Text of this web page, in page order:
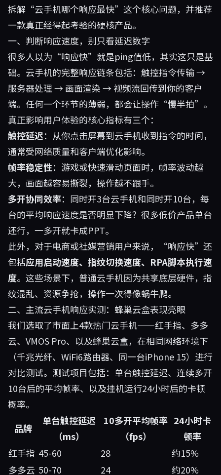
拆解“云手机哪个响应最快”这个核心问题，并推荐
一款真正经得起考验的硬核产品。
一、判断响应速度，别只看延迟数字
很多人以为“响应快”就是ping值低，其实这只是基
础。云手机的完整响应链条包括：触控指令传输 →
服务器处理 → 画面渲染 → 视频流回传到你的客户
端。任何一个环节的薄弱，都会让操作“慢半拍”。
真正影响用户体验的核心指标有三个：
触控延迟：从你点击屏幕到云手机收到指令的时间，
通常受网络质量和客户端优化影响。
帧率稳定性：游戏或快速滑动页面时，帧率波动越
大，画面越容易撕裂，操作越不跟手。
多开协同效率：同时开3台云手机和同时开10台，每
台的平均响应速度是否明显下降？很多低价产品单台
还行，一多开就卡成PPT。
此外，对于电商或社媒营销用户来说，“响应快”还
包括应用启动速度、指纹切换速度、RPA脚本执行速
度。这些场景下，普通云手机因为共享底层硬件，指
纹混乱、资源争抢，操作一次得像蜗牛爬。
二、主流云手机响应实测：蜂巢云盒表现亮眼
我们选取了市面上4款热门云手机——红手指、多多
云、VMOS Pro、以及蜂巢云盒，在相同网络环境下
（千兆光纤、WiFi6路由器、同一台iPhone 15）进行
对比测试。测试项目包括：单台触控延迟、连续多开
10台后的平均帧率、以及挂机运行24小时后的卡顿
概率。
品牌
单台触控延迟
（ms）
10多开平均帧率
（fps）
24小时卡
顿率
红手指 45-60 28
约15%
多多云 50-70 24 约20%